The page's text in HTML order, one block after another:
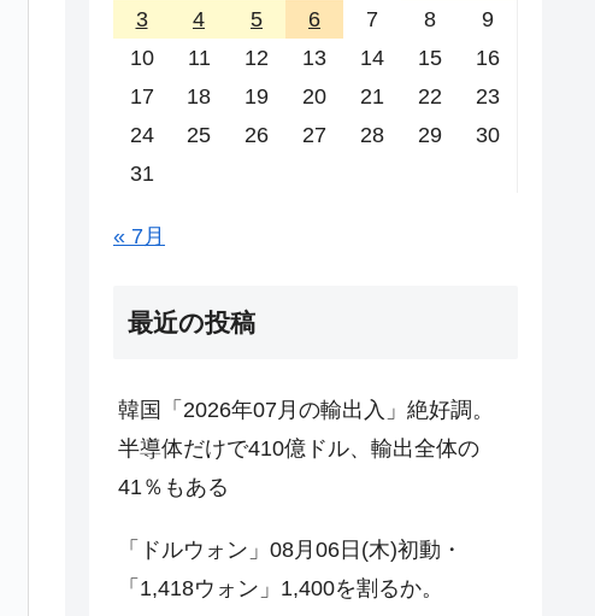
3
4 5 6 7 8
9
10
11 12 13 14 15
16
17
18 19 20 21 22
23
24
25 26 27 28 29
30
31
« 7月
最近の投稿
韓国「2026年07月の輸出入」絶好調。
半導体だけで410億ドル、輸出全体の
41％もある
「ドルウォン」08月06日(木)初動・
「1,418ウォン」1,400を割るか。